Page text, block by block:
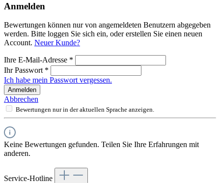
Anmelden
Bewertungen können nur von angemeldeten Benutzern abgegeben
werden. Bitte loggen Sie sich ein, oder erstellen Sie einen neuen
Account. Neuer Kunde?
Ihre E-Mail-Adresse *
Ihr Passwort *
Ich habe mein Passwort vergessen.
Anmelden
Abbrechen
Bewertungen nur in der aktuellen Sprache anzeigen.
Keine Bewertungen gefunden. Teilen Sie Ihre Erfahrungen mit
anderen.
Service-Hotline